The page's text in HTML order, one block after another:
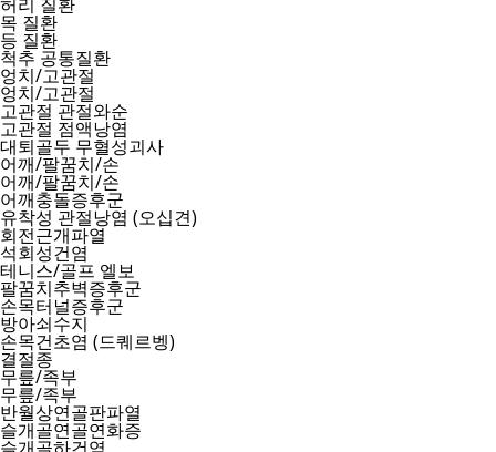
목 질환
등 질환
척추 공통질환
엉치/고관절
엉치/고관절
고관절 관절와순
고관절 점액낭염
대퇴골두 무혈성괴사
어깨/팔꿈치/손
어깨/팔꿈치/손
어깨충돌증후군
유착성 관절낭염 (오십견)
회전근개파열
석회성건염
테니스/골프 엘보
팔꿈치추벽증후군
손목터널증후군
방아쇠수지
손목건초염 (드퀘르벵)
결절종
무릎/족부
무릎/족부
반월상연골판파열
슬개골연골연화증